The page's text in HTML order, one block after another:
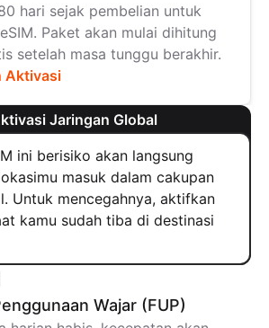
hari sejak pembelian untuk
Paket akan mulai dihitung
setelah masa tunggu berakhir.
Aktivasi
Jaringan Global
ini berisiko akan langsung
masuk dalam cakupan
Untuk mencegahnya, aktifkan
kamu sudah tiba di destinasi
Wajar (FUP)